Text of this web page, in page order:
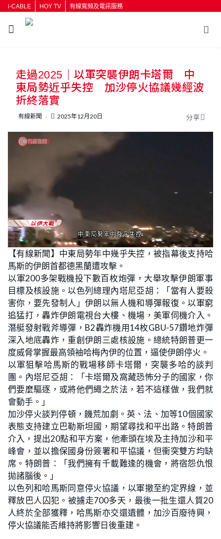
i-CABLE HOY TV 有線寬頻及電訊服務
按輸入鍵開始搜尋
走過2025｜以軍突襲伊朗卡塔爾 中
東局勢近乎失控 加沙停火協議幾經波
折終落實
有線新聞 2025年12月20日 分享
U
n
m
t
e
L
o
a
d
e
d
:
1
5
.
8
8
%
【有線新聞】中東局勢年中幾乎失控，被指幕後支持哈
馬斯的伊朗首都德黑蘭遭攻擊。
以軍200多架戰機投下數百枚炮彈，大舉攻擊伊朗軍事
目標及核設施。以色列總理內塔尼亞胡：「當有人要殺
害你，要先發制人」伊朗以無人機和導彈報復。以軍窮
追猛打，轟炸伊朗電視台大樓、機場，美軍伺機介入。
潛艇發射戰斧導彈，B2轟炸機用14枚GBU-57鑽地炸彈
深入地底轟炸，重創伊朗三處核設施。總統特朗普更一
度威脅掌握最高領袖哈梅內伊的位置，逼使伊朗停火。
以軍狙擊哈馬斯的戰場移師卡塔爾，突襲多哈的談判
團。內塔尼亞胡：「卡塔爾及窩藏恐怖分子的國家，你
們要麼驅逐，或將他們繩之於法，若不這樣做，我們就
會動手。」
加沙停火談判停頓，饑荒加劇。英、法、加等10個國家
表態支持建立巴勒斯坦國，期望尋找和平出路。特朗普
介入，提出20點和平方案，他牽頭在埃及主持加沙和平
峰會，並以擔保國身份簽署和平協議，但衝突雙方均缺
席。特朗普：「我們擁有千載難逢的機會，將宿怨仇恨
拋諸腦後。」
以色列和哈馬斯同意停火協議，以軍撤至約定界線，並
釋放巴人囚犯。被擄走700多天，最後一批生還人質20
人終於全部獲釋，哈馬斯亦交還遺體，加沙百廢待興，
停火協議能否維持將影響日後重建。